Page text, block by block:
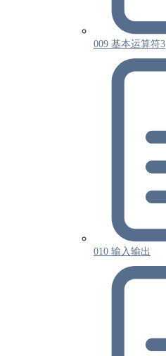
009 基本运算符3
010 输入输出